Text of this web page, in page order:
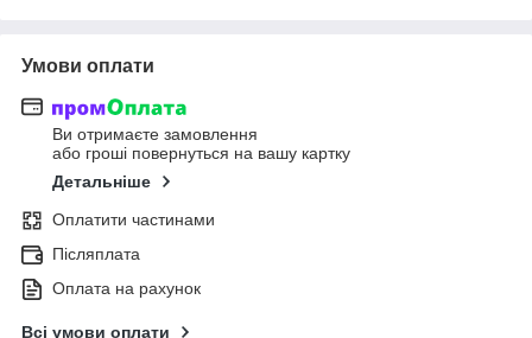
Умови оплати
Ви отримаєте замовлення
або гроші повернуться на вашу картку
Детальніше
Оплатити частинами
Післяплата
Оплата на рахунок
Всі умови оплати